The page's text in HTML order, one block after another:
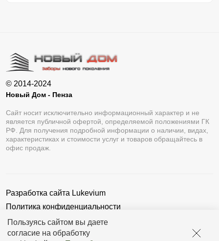
Пользуясь сайтом вы даете
согласие на обработку
© 2014-2024
Новый Дом - Пенза
Сайт носит исключительно информационный характер и не
является публичной офертой, определяемой положениями ГК
РФ. Для получения подробной информации о наличии, видах,
характеристиках и стоимости услуг и товаров обращайтесь в
офис продаж.
Разработка сайта Lukevium
Политика конфиденциальности
Пользовательское соглашение